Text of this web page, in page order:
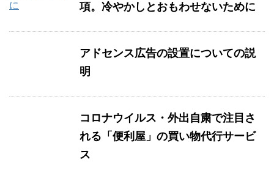
項。冷やかしとおもわせないために
アドセンス広告の設置についての説
明
コロナウイルス・外出自粛で注目さ
れる「便利屋」の買い物代行サービ
ス